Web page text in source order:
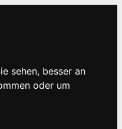
sehen, besser an
oder um